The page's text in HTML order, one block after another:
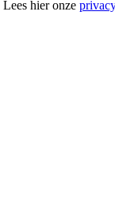
Lees hier onze